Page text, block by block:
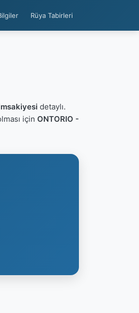
Rüya Tabirleri
detaylı.
için ONTORIO -